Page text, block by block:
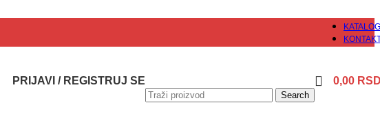
KATALOG
PRIJAVI / REGISTRUJ SE
Search
0,00